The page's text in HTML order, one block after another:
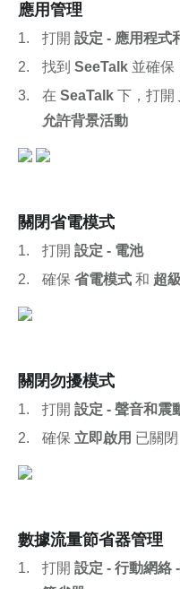
應用管理
打開 設定 - 應用程式
找到 SeeTalk 並確保
在 SeaTalk 下，打開
允許背景活動
關閉省電模式
打開 設定 - 電池
確保 省電模式 和 超
關閉勿擾模式
打開 設定 - 聲音和震
確保 立即啟用 已關閉
數據流量節省器管理
打開 設定 - 行動網絡